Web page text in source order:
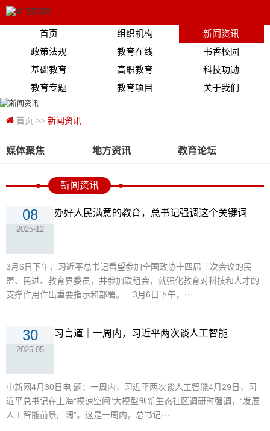
首页 组织机构
新闻资讯
政策法规
教育在线
书香校园
基础教育
高职教育
科技功勋
教育专题
教育项目 关于我们
首页 >> 新闻资讯
媒体聚焦 地方资讯 教育论坛
新闻资讯
08
2025-12
办好人民满意的教育，总书记强调这个关键词
3月6日下午，习近平总书记看望参加全国政协十四届三次会议的民
盟、民进、教育界委员，并参加联组会，就强化教育对科技和人才的
支撑作用作出重要指示和部署。 3月6日下午，···
30
2025-05
习言道｜一周内，习近平两次谈人工智能
中新网4月30日电 题：一周内，习近平两次谈人工智能4月29日，习
近平总书记在上海“模速空间”大模型创新生态社区调研时强调，“发展
人工智能前景广阔”。这是一周内，总书记···